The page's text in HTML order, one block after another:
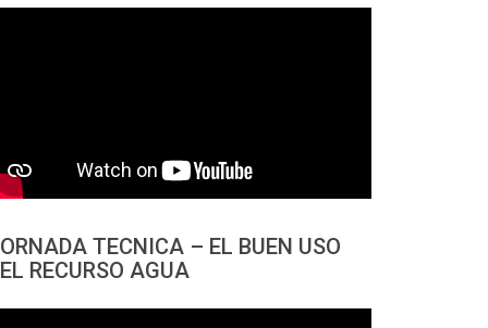
TECNICA – EL BUEN USO
RECURSO AGUA